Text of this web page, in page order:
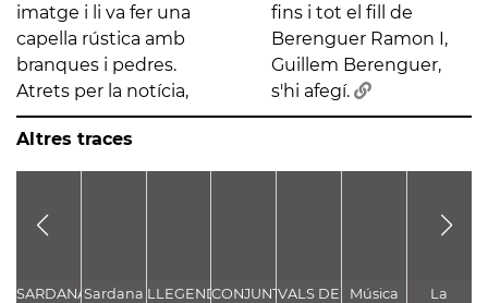
imatge i li va fer una
capella rústica amb
branques i pedres.
Atrets per la notícia,
fins i tot el fill de
Berenguer Ramon I,
Guillem Berenguer,
s'hi afegí.
Altres traces
SARDANASardana LLEGENDACONJUNTVALS DE
Música
La